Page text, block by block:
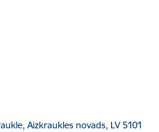
Aizkraukles novads, LV 5101